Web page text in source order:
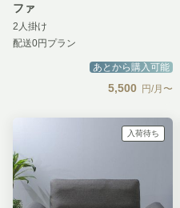
ファ
2人掛け
配送0円プラン
あとから購入可能
5,500 円/月〜
入荷待ち